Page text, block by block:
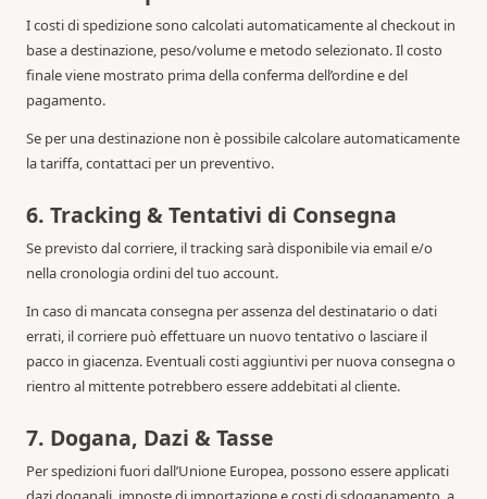
I costi di spedizione sono calcolati automaticamente al checkout in
base a destinazione, peso/volume e metodo selezionato. Il costo
finale viene mostrato prima della conferma dell’ordine e del
pagamento.
Se per una destinazione non è possibile calcolare automaticamente
la tariffa, contattaci per un preventivo.
6. Tracking & Tentativi di Consegna
Se previsto dal corriere, il tracking sarà disponibile via email e/o
nella cronologia ordini del tuo account.
In caso di mancata consegna per assenza del destinatario o dati
errati, il corriere può effettuare un nuovo tentativo o lasciare il
pacco in giacenza. Eventuali costi aggiuntivi per nuova consegna o
rientro al mittente potrebbero essere addebitati al cliente.
7. Dogana, Dazi & Tasse
Per spedizioni fuori dall’Unione Europea, possono essere applicati